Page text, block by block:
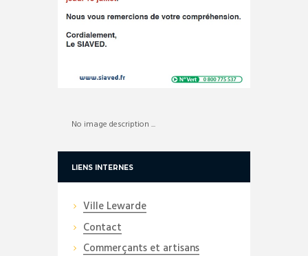
No image description ...
LIENS INTERNES
Ville Lewarde
Contact
Commerçants et artisans